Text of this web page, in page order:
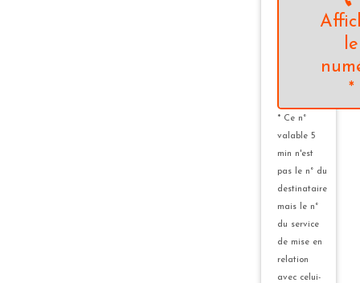
le
*
* Ce n°
valable 5
min n'est
pas le n° du
destinataire
mais le n°
du service
de mise en
relation
avec celui-